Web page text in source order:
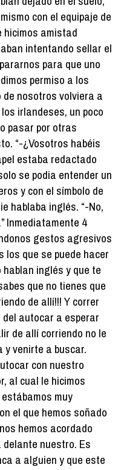
con el equipaje de
hicimos amistad
intentando sellar el
para que uno
permiso a los
nosotros volviera a
irlandeses, un poco
pasar por otras
“-¿Vosotros habéis
estaba redactado
se podia entender un
y con el símbolo de
hablaba inglés. “-No,
Inmediatamente 4
gestos agresivos
los que se puede hacer
inglés y que te
que no tienes que
de allí!!! Y correr
autocar a esperar
de allí corriendo no le
venirte a buscar.
con nuestro
al cual le hicimos
muy
el que hemos soñado
hemos acordado
nuestro. Es
a alguien y que este